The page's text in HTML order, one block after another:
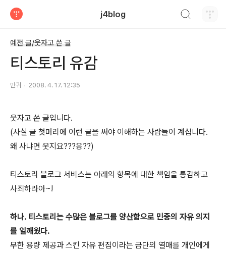
j4blog
예전 글/웃자고 쓴 글
티스토리 유감
만귀 2008. 4. 17. 12:35
웃자고 쓴 글입니다.
(사실 글 첫머리에 이런 글을 써야 이해하는 사람들이 계십니다.
왜 사냐면 웃지요???응??)
티스토리 블로그 서비스는 아래의 항목에 대한 책임을 통감하고
사죄하라아~!
하나. 티스토리는 수많은 블로그를 양산함으로 민중의 자유 의지
를 일깨웠다.
무한 용량 제공과 스킨 자유 편집이라는 금단의 열매를 개인에게